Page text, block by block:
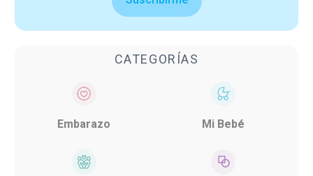
CATEGORÍAS
Embarazo Mi Bebé